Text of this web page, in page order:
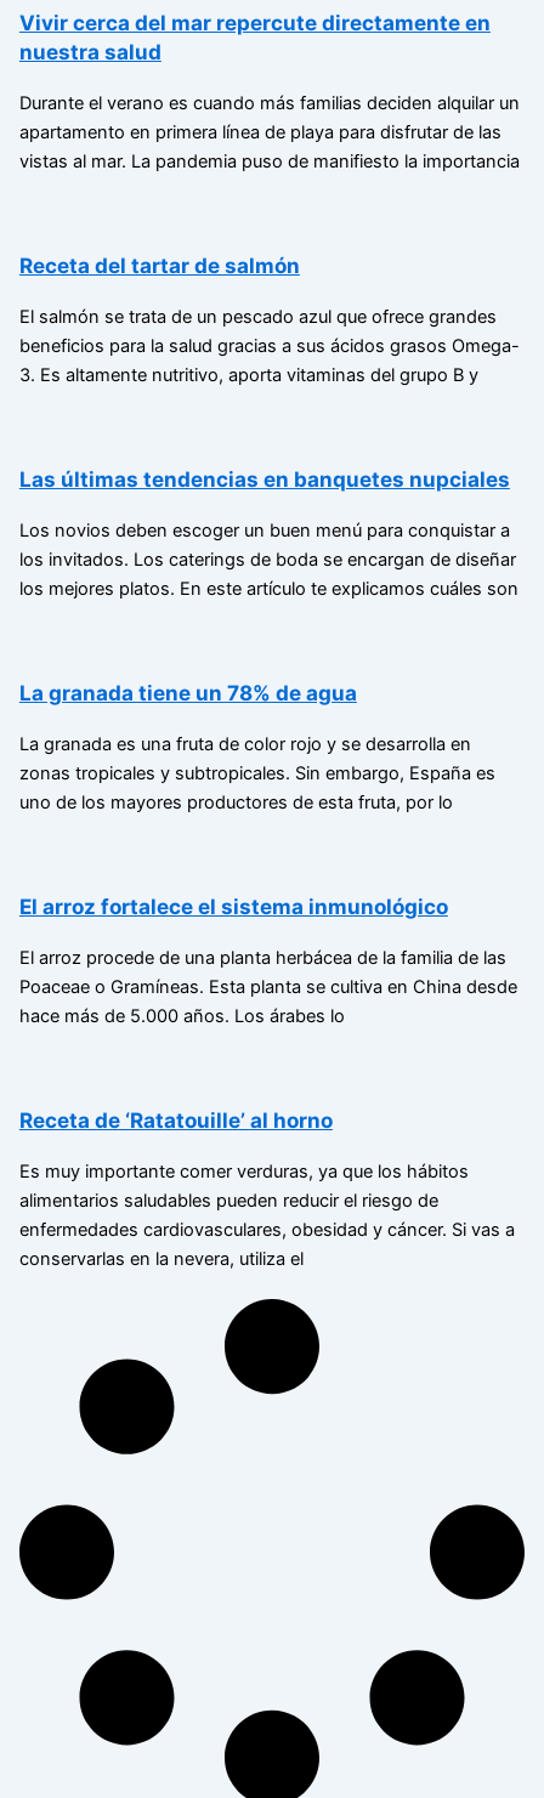
Vivir cerca del mar repercute directamente en
nuestra salud
Durante el verano es cuando más familias deciden alquilar un
apartamento en primera línea de playa para disfrutar de las
vistas al mar. La pandemia puso de manifiesto la importancia
Receta del tartar de salmón
El salmón se trata de un pescado azul que ofrece grandes
beneficios para la salud gracias a sus ácidos grasos Omega-
3. Es altamente nutritivo, aporta vitaminas del grupo B y
Las últimas tendencias en banquetes nupciales
Los novios deben escoger un buen menú para conquistar a
los invitados. Los caterings de boda se encargan de diseñar
los mejores platos. En este artículo te explicamos cuáles son
La granada tiene un 78% de agua
La granada es una fruta de color rojo y se desarrolla en
zonas tropicales y subtropicales. Sin embargo, España es
uno de los mayores productores de esta fruta, por lo
El arroz fortalece el sistema inmunológico
El arroz procede de una planta herbácea de la familia de las
Poaceae o Gramíneas. Esta planta se cultiva en China desde
hace más de 5.000 años. Los árabes lo
Receta de ‘Ratatouille’ al horno
Es muy importante comer verduras, ya que los hábitos
alimentarios saludables pueden reducir el riesgo de
enfermedades cardiovasculares, obesidad y cáncer. Si vas a
conservarlas en la nevera, utiliza el